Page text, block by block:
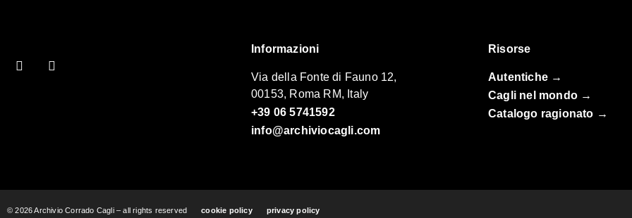
Informazioni
Via della Fonte di Fauno 12,
00153, Roma RM, Italy
+39 06 5741592
info@archiviocagli.com
Risorse
Autentiche →
Cagli nel mondo →
Catalogo ragionato →
© 2026 Archivio Corrado Cagli – all rights reserved cookie policy privacy policy